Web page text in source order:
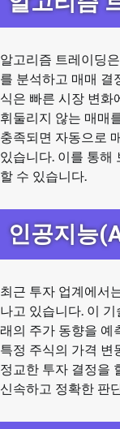
알고리즘 트레이딩
를 분석하고 매매 결
식은 빠른 시장 변화
휘둘리지 않는 매매
충족되면 자동으로
있습니다. 이를 통해
할 수 있습니다.
인공지능
최근 투자 업계에서
나고 있습니다. 이
래의 주가 동향을 예
특정 주식의 가격 변
정교한 투자 결정을
신속하고 정확한 판